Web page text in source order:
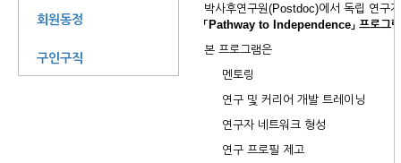
회원동정
구인구직
박사후연구원(Postdoc)에서 독립 연구
「Pathway to Independence」 프로그램
본 프로그램은
멘토링
연구 및 커리어 개발 트레이닝
연구자 네트워크 형성
연구 프로필 제고